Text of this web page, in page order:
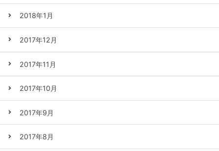
2018年1月
2017年12月
2017年11月
2017年10月
2017年9月
2017年8月